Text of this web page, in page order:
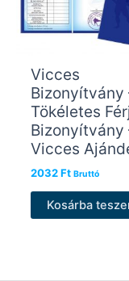
Vicces
Bizonyítvány
Tökéletes
Bizonyítvány
Vicces
2032Ft Bruttó
Kosárba